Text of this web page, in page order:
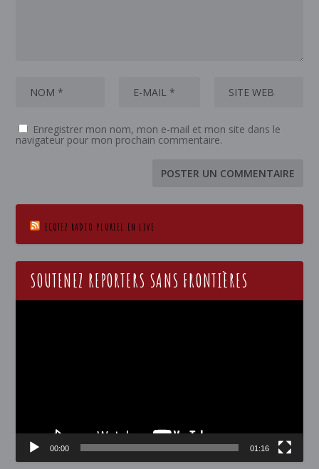
Enregistrer mon nom, mon e-mail et mon site dans le
navigateur pour mon prochain commentaire.
ECOTEZ RADIO PLURIEL EN LIVE
SOUTENEZ REPORTERS SANS FRONTIÈRES
00:00 01:16